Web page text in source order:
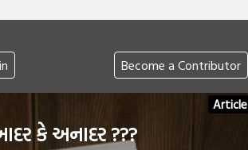
Become a Contributor
Article
કે અનાદર ???